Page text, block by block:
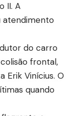
II. A
atendimento
do carro
frontal,
Erik Vinícius. O
quando